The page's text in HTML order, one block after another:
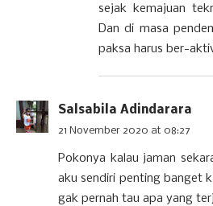
sejak kemajuan
Dan di masa
paksa harus ber-
Salsabila Adindarara
21 November 2020 at 08:27
Pokonya kalau jaman
aku sendiri penting banget
gak pernah tau apa yang